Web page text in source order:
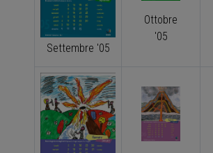
Settembre '05
Ottobre
'05